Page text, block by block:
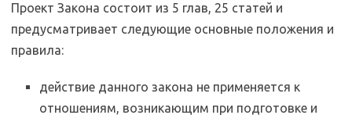
Проект Закона состоит из 5 глав, 25 статей и
предусматривает следующие основные положения и
правила:
действие данного закона не применяется к
отношениям, возникающим при подготовке и